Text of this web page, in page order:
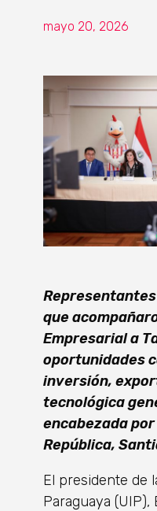
mayo 20, 2026
que
Empresarial a
oportunidades
inversión,
tecnológica
encabezada
República,
El presidente de
Paraguaya